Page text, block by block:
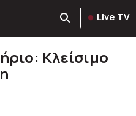
Live TV
Κλείσιμο